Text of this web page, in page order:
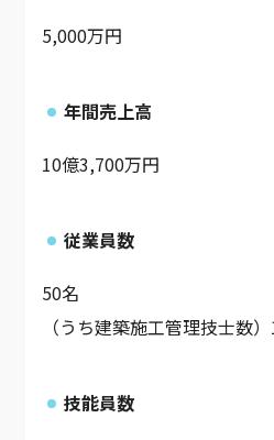
5,000万円
年間売上高
10億3,700万円
従業員数
50名
（うち建築施工管理技士数
技能員数